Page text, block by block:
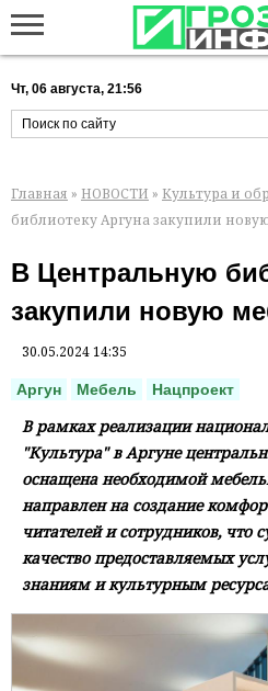
Чт, 06 августа, 21:56
Главная » НОВОСТИ » Культура и
библиотеку Аргуна закупили
В Центральную
закупили новую
30.05.2024 14:35
Аргун Мебель Нацпроект
В рамках реализации
"Культура" в Аргуне
оснащена необходимой
направлен на создание
читателей и сотрудников, что
качество предоставляемых
знаниям и культурным